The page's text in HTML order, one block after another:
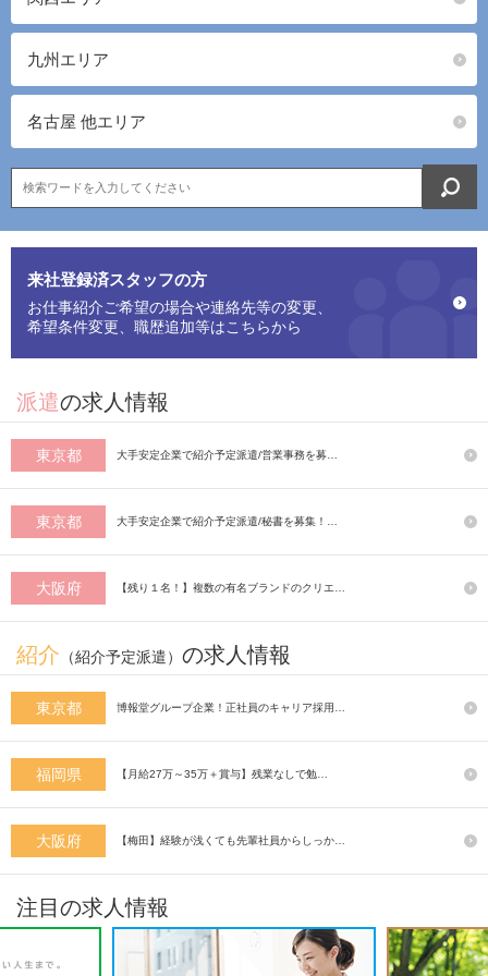
九州エリア
名古屋 他エリア
来社登録済スタッフの方
お仕事紹介ご希望の場合や連絡先等の変更、
希望条件変更、職歴追加等はこちらから
派遣の求人情報
東京都 大手安定企業で紹介予定派遣/営業事務を募…
東京都 大手安定企業で紹介予定派遣/秘書を募集！…
大阪府 【残り１名！】複数の有名ブランドのクリエ…
紹介 （紹介予定派遣） の求人情報
東京都 博報堂グループ企業！正社員のキャリア採用…
福岡県 【月給27万～35万＋賞与】残業なしで勉…
大阪府 【梅田】経験が浅くても先輩社員からしっか…
注目の求人情報